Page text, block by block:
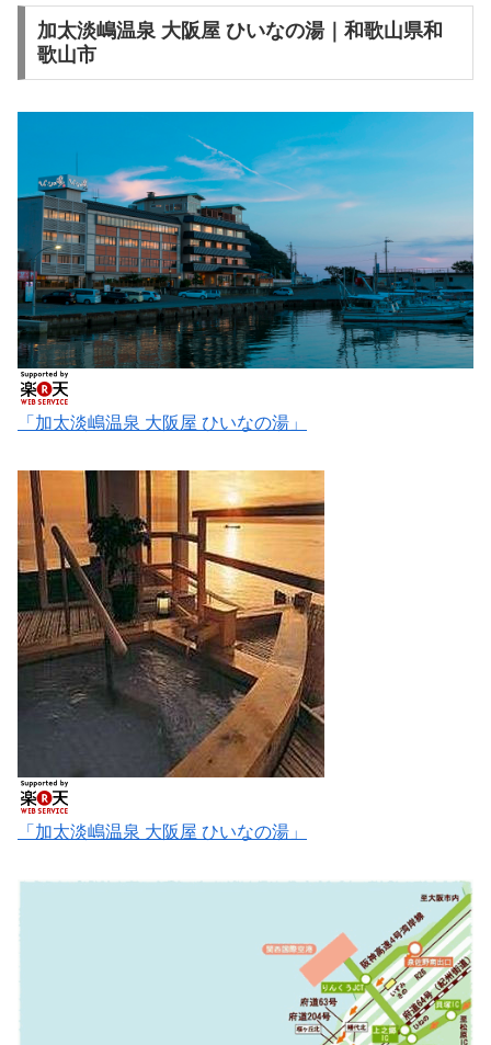
加太淡嶋温泉 大阪屋 ひいなの湯｜和歌山県和
歌山市
「加太淡嶋温泉 大阪屋 ひいなの湯」
「加太淡嶋温泉 大阪屋 ひいなの湯」